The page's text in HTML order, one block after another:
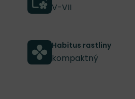
V-VII
Habitus rastliny
kompaktný